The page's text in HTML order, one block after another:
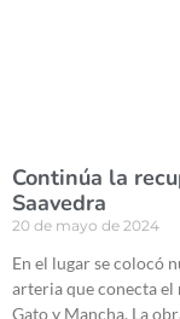
Continúa la
Saavedra
20 de mayo de 2024
En el lugar se colocó
arteria que conecta el
Gato y Mancha. La